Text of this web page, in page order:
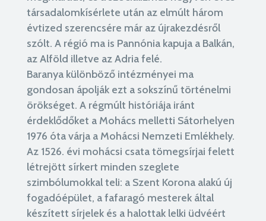
társadalomkísérlete után az elmúlt három
évtized szerencsére már az újrakezdésről
szólt. A régió ma is Pannónia kapuja a Balkán,
az Alföld illetve az Adria felé.
Baranya különböző intézményei ma
gondosan ápolják ezt a sokszínű történelmi
örökséget. A régmúlt históriája iránt
érdeklődőket a Mohács melletti Sátorhelyen
1976 óta várja a Mohácsi Nemzeti Emlékhely.
Az 1526. évi mohácsi csata tömegsírjai felett
létrejött sírkert minden szeglete
szimbólumokkal teli: a Szent Korona alakú új
fogadóépület, a fafaragó mesterek által
készített sírjelek és a halottak lelki üdvéért